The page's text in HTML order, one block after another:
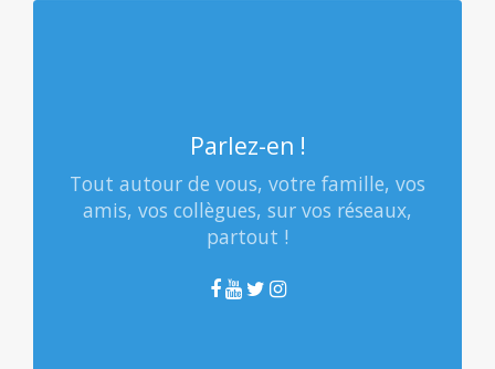
Parlez-en !
Tout autour de vous, votre famille, vos
amis, vos collègues, sur vos réseaux,
partout !